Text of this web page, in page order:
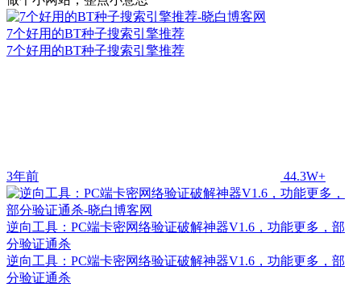
7个好用的BT种子搜索引擎推荐
7个好用的BT种子搜索引擎推荐
3年前 44.3W+
逆向工具：PC端卡密网络验证破解神器V1.6，功能更多，部
分验证通杀
逆向工具：PC端卡密网络验证破解神器V1.6，功能更多，部
分验证通杀